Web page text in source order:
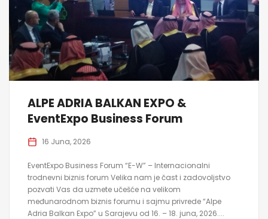
ALPE ADRIA BALKAN EXPO &
EventExpo Business Forum
16 Juna, 2026
EventExpo Business Forum “E-W” – Internacionalni
trodnevni biznis forum Velika nam je čast i zadovoljstvo
pozvati Vas da uzmete učešće na velikom
međunarodnom biznis forumu i sajmu privrede “Alpe
Adria Balkan Expo” u Sarajevu od 16. – 18. juna, 2026....